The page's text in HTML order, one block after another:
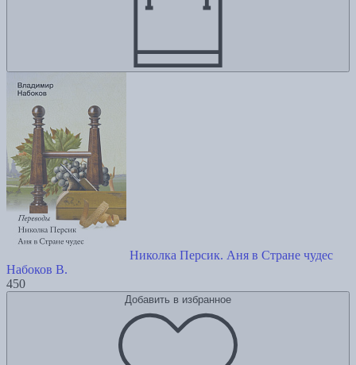
Николка Персик. Аня в Стране чудес
Набоков В.
450
Добавить в избранное